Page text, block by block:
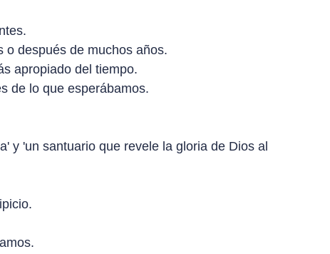
o después de muchos años.
apropiado del tiempo.
de lo que esperábamos.
y 'un santuario que revele la gloria de Dios al